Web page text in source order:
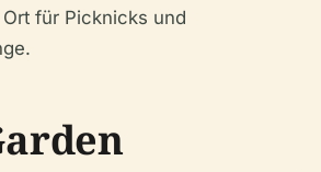
für Picknicks und